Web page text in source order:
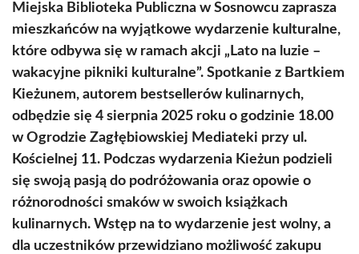
Miejska Biblioteka Publiczna w Sosnowcu zaprasza
mieszkańców na wyjątkowe wydarzenie kulturalne,
które odbywa się w ramach akcji „Lato na luzie –
wakacyjne pikniki kulturalne”. Spotkanie z Bartkiem
Kieżunem, autorem bestsellerów kulinarnych,
odbędzie się 4 sierpnia 2025 roku o godzinie 18.00
w Ogrodzie Zagłębiowskiej Mediateki przy ul.
Kościelnej 11. Podczas wydarzenia Kieżun podzieli
się swoją pasją do podróżowania oraz opowie o
różnorodności smaków w swoich książkach
kulinarnych. Wstęp na to wydarzenie jest wolny, a
dla uczestników przewidziano możliwość zakupu